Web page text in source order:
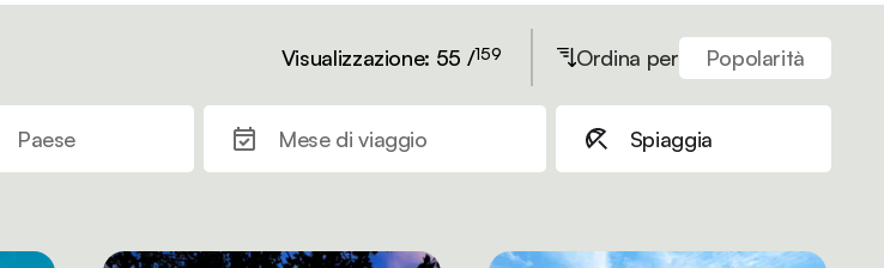
Visualizzazione: 55 /159 Ordina per Popolarità
Paese Mese di viaggio Spiaggia